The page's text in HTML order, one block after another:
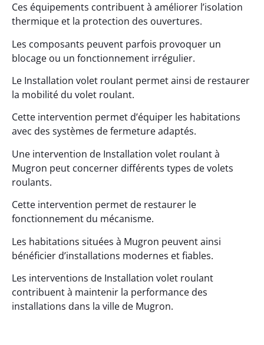
Ces équipements contribuent à améliorer l’isolation
thermique et la protection des ouvertures.
Les composants peuvent parfois provoquer un
blocage ou un fonctionnement irrégulier.
Le Installation volet roulant permet ainsi de restaurer
la mobilité du volet roulant.
Cette intervention permet d’équiper les habitations
avec des systèmes de fermeture adaptés.
Une intervention de Installation volet roulant à
Mugron peut concerner différents types de volets
roulants.
Cette intervention permet de restaurer le
fonctionnement du mécanisme.
Les habitations situées à Mugron peuvent ainsi
bénéficier d’installations modernes et fiables.
Les interventions de Installation volet roulant
contribuent à maintenir la performance des
installations dans la ville de Mugron.